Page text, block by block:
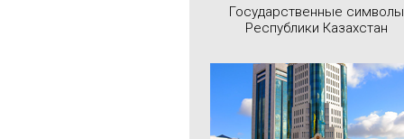
Государственные символы
Республики Казахстан